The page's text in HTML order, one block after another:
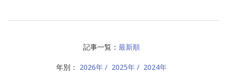
記事一覧： 最新順
年別： 2026年 2025年 2024年